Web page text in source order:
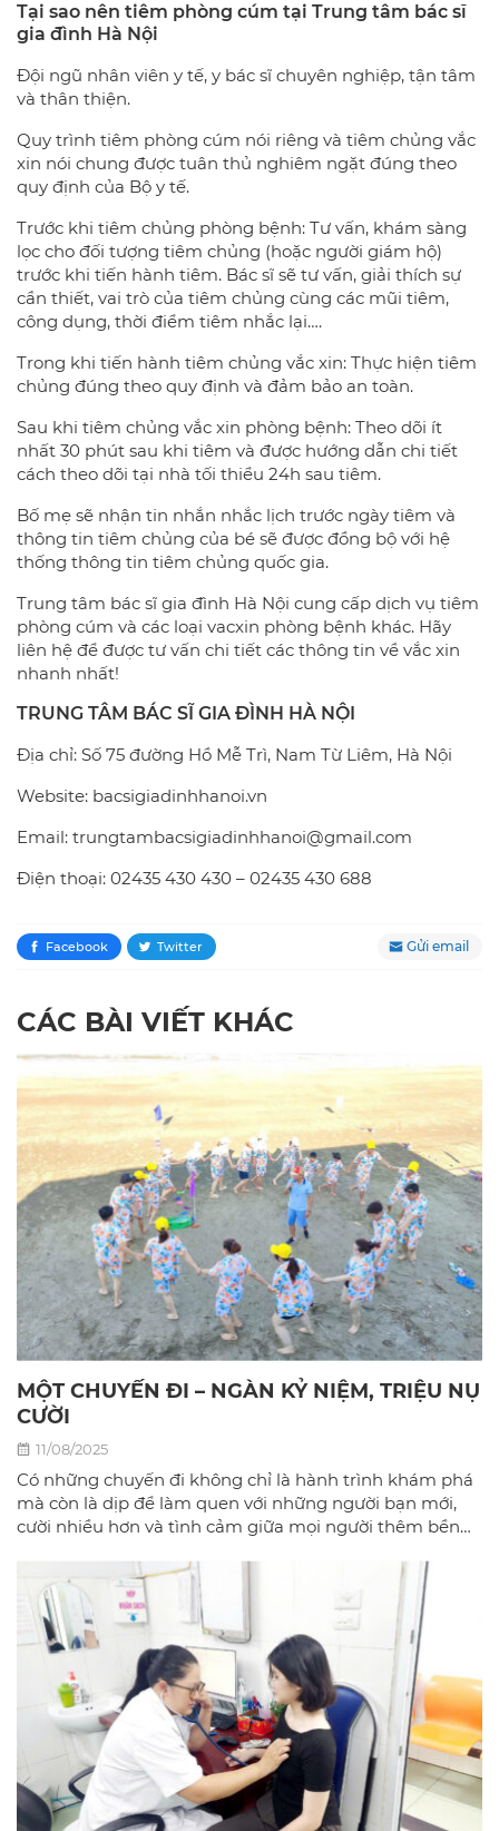
Tại sao nên tiêm phòng cúm tại Trung tâm bác sĩ
gia đình Hà Nội
Đội ngũ nhân viên y tế, y bác sĩ chuyên nghiệp, tận tâm
và thân thiện.
Quy trình tiêm phòng cúm nói riêng và tiêm chủng vắc
xin nói chung được tuân thủ nghiêm ngặt đúng theo
quy định của Bộ y tế.
Trước khi tiêm chủng phòng bệnh: Tư vấn, khám sàng
lọc cho đối tượng tiêm chủng (hoặc người giám hộ)
trước khi tiến hành tiêm. Bác sĩ sẽ tư vấn, giải thích sự
cần thiết, vai trò của tiêm chủng cùng các mũi tiêm,
công dụng, thời điểm tiêm nhắc lại….
Trong khi tiến hành tiêm chủng vắc xin: Thực hiện tiêm
chủng đúng theo quy định và đảm bảo an toàn.
Sau khi tiêm chủng vắc xin phòng bệnh: Theo dõi ít
nhất 30 phút sau khi tiêm và được hướng dẫn chi tiết
cách theo dõi tại nhà tối thiểu 24h sau tiêm.
Bố mẹ sẽ nhận tin nhắn nhắc lịch trước ngày tiêm và
thông tin tiêm chủng của bé sẽ được đồng bộ với hệ
thống thông tin tiêm chủng quốc gia.
Trung tâm bác sĩ gia đình Hà Nội cung cấp dịch vụ tiêm
phòng cúm và các loại vacxin phòng bệnh khác. Hãy
liên hệ để được tư vấn chi tiết các thông tin về vắc xin
nhanh nhất!
TRUNG TÂM BÁC SĨ GIA ĐÌNH HÀ NỘI
Địa chỉ: Số 75 đường Hồ Mễ Trì, Nam Từ Liêm, Hà Nội
Website: bacsigiadinhhanoi.vn
Email: trungtambacsigiadinhhanoi@gmail.com
Điện thoại: 02435 430 430 – 02435 430 688
Facebook Twitter Gửi email
CÁC BÀI VIẾT KHÁC
MỘT CHUYẾN ĐI – NGÀN KỶ NIỆM, TRIỆU NỤ
CƯỜI
11/08/2025
Có những chuyến đi không chỉ là hành trình khám phá
mà còn là dịp để làm quen với những người bạn mới,
cười nhiều hơn và tình cảm giữa mọi người thêm bền